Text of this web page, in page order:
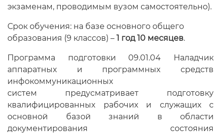
экзаменам, проводимым вузом самостоятельно).
Срок обучения: на базе основного общего
образования (9 классов) – 1 год 10 месяцев.
Программа подготовки 09.01.04 Наладчик
аппаратных и программных средств
инфокоммуникационных
систем предусматривает подготовку
квалифицированных рабочих и служащих с
основной базой знаний в области
документирования состояния